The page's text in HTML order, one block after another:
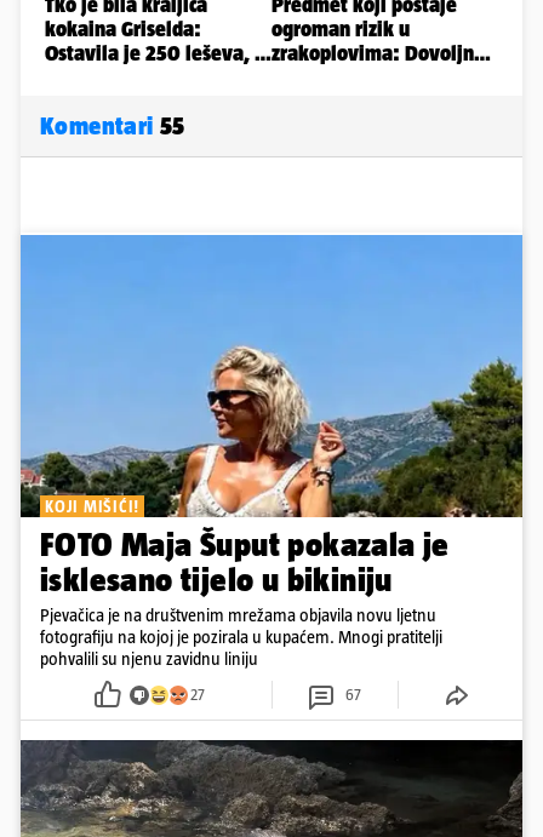
Komentari 55
KOJI MIŠIĆI!
FOTO Maja Šuput pokazala je
isklesano tijelo u bikiniju
Pjevačica je na društvenim mrežama objavila novu ljetnu
fotografiju na kojoj je pozirala u kupaćem. Mnogi pratitelji
pohvalili su njenu zavidnu liniju
27 67